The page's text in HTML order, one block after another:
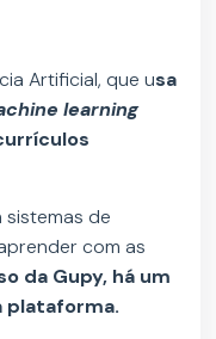
Artificial, que usa
learning
sistemas de
com as
da Gupy, há um
plataforma.